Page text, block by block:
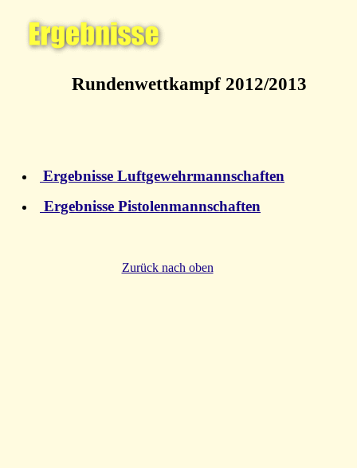
Rundenwettkampf 2012/2013
Ergebnisse Luftgewehrmannschaften
Ergebnisse Pistolenmannschaften
Zurück nach oben